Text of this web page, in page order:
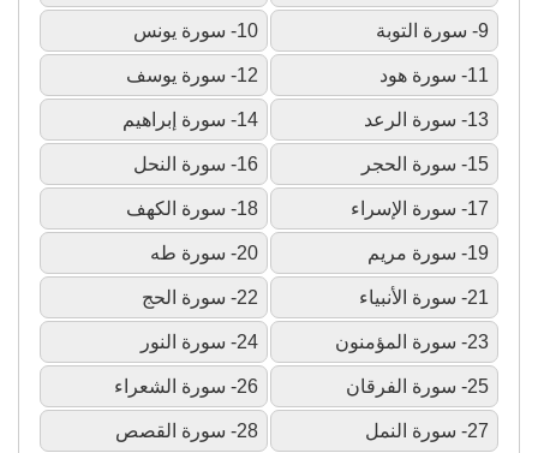
9- سورة التوبة 10- سورة يونس
11- سورة هود 12- سورة يوسف
13- سورة الرعد 14- سورة إبراهيم
15- سورة الحجر 16- سورة النحل
17- سورة الإسراء 18- سورة الكهف
19- سورة مريم 20- سورة طه
21- سورة الأنبياء 22- سورة الحج
23- سورة المؤمنون 24- سورة النور
25- سورة الفرقان 26- سورة الشعراء
27- سورة النمل 28- سورة القصص